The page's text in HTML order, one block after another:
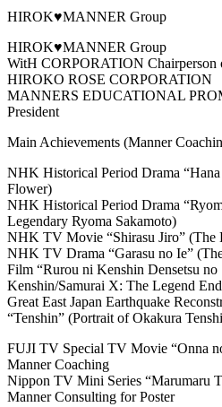
HIROK♥MANNER Group
HIROK♥MANNER Group
WitH CORPORATION Chairperson
HIROKO ROSE CORPORATION
MANNERS EDUCATIONAL
President
Main Achievements (Manner
NHK Historical Period Drama
Flower)
NHK Historical Period Drama
Legendary Ryoma Sakamoto)
NHK TV Movie “Shirasu Jiro” (The
NHK TV Drama “Garasu no Ie”
Film “Rurou ni Kenshin Densetsu no
Kenshin/Samurai X: The Legend
Great East Japan Earthquake
“Tenshin” (Portrait of Okakura
FUJI TV Special TV Movie “Onna
Manner Coaching
Nippon TV Mini Series “Marumaru
Manner Consulting for Poster